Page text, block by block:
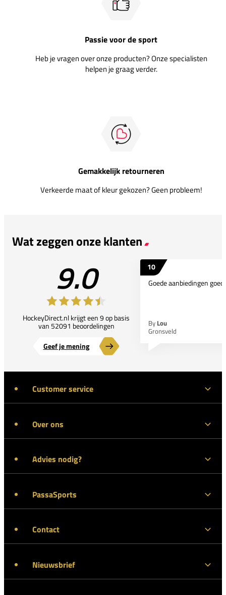
Passie voor de sport
Heb je vragen over onze producten? Onze specialisten
helpen je graag verder.
Gemakkelijk retourneren
Verkeerde maat of kleur gekozen? Geen probleem!
Wat zeggen onze klanten
9.0
HockeyDirect.nl krijgt een 9 op basis
van 52091 beoordelingen
Geef je mening
10
Goede aanbiedingen
By Lou
Gronsveld
Customer service
Over ons
Advies nodig?
PassaSports
Contact
Nieuwsbrief